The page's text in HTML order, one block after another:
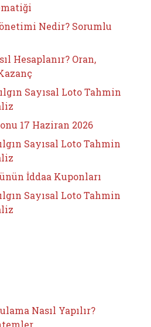
Nedir? Sorumlu
Hesaplanır? Oran,
Sayısal Loto Tahmin
17 Haziran 2026
Sayısal Loto Tahmin
İddaa Kuponları
Sayısal Loto Tahmin
Nasıl Yapılır?